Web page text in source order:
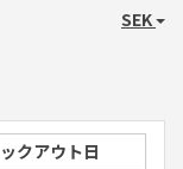
SEK
クアウト日